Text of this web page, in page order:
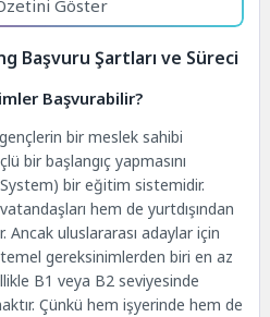
Göster
Başvuru Şartları ve Süreci
Başvurabilir?
bir meslek sahibi
bir başlangıç yapmasını
bir eğitim sistemidir.
hem de yurtdışından
uluslararası adaylar için
temel gereksinimlerden biri en az
B1 veya B2 seviyesinde
Çünkü hem işyerinde hem de